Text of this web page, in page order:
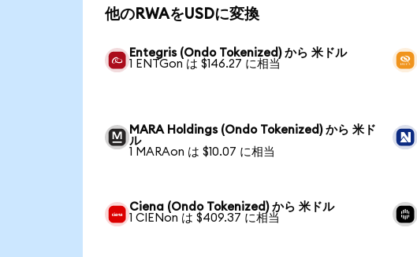
他のRWAをUSDに変換
Entegris (Ondo Tokenized) から 米ドル
1 ENTGon は $146.27 に相当
MARA Holdings (Ondo Tokenized) から 米ド
ル
1 MARAon は $10.07 に相当
Ciena (Ondo Tokenized) から 米ドル
1 CIENon は $409.37 に相当